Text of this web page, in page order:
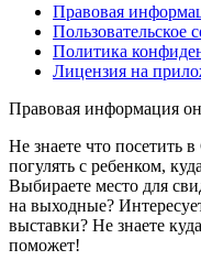
Правовая
Пользовательское
Политика
Лицензия на
Правовая информация
Не знаете что посетить
погулять с ребенком,
Выбираете место для
на выходные?
выставки? Не знаете
поможет!